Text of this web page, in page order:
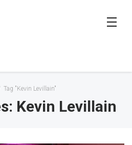
Tag "Kevin Levillain"
Kevin Levillain